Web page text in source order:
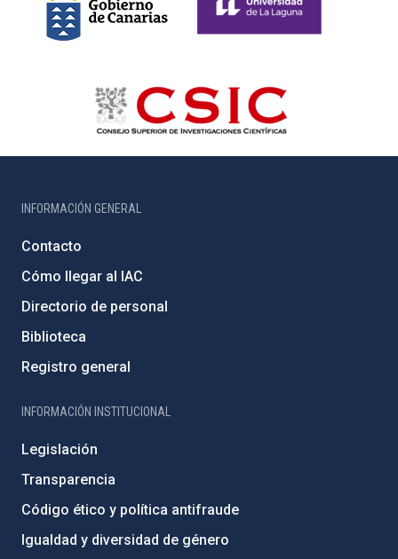
INFORMACIÓN GENERAL
Contacto
Cómo llegar al IAC
Directorio de personal
Biblioteca
Registro general
INFORMACIÓN INSTITUCIONAL
Legislación
Transparencia
Código ético y política antifraude
Igualdad y diversidad de género